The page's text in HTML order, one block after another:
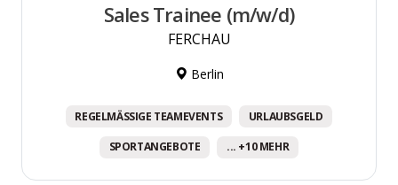
Sales Trainee (m/w/d)
FERCHAU
Berlin
REGELMÄSSIGE TEAMEVENTS URLAUBSGELD
SPORTANGEBOTE ... +10 MEHR